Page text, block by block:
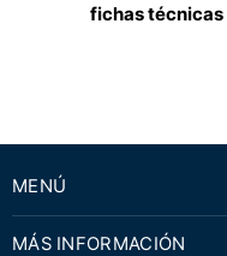
fichas técnicas
MENÚ
MÁS INFORMACIÓN